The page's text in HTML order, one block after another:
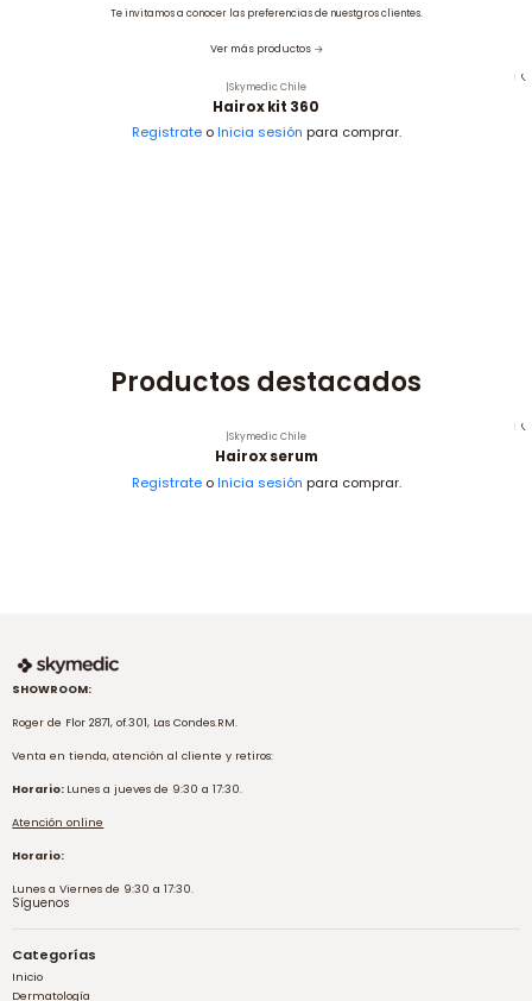
Te invitamos a conocer las preferencias de nuestgros clientes.
Ver más productos
|Skymedic Chile
Hairox kit 360
Registrateo Inicia sesión para comprar.
Productos destacados
Skymedic Chile
Hairox serum
Registrateo Inicia sesión para comprar.
SHOWROOM:
Roger de Flor 2871, of.301, Las Condes.RM.
Venta en tienda, atención al cliente y retiros:
Horario: Lunes a jueves de 9:30 a 17:30.
Atención online
Horario:
Lunes a Viernes de 9:30 a 17:30.
Síguenos
Categorías
Inicio
Dermatología